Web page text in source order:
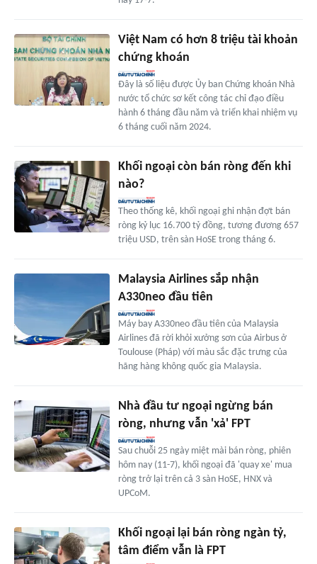
Việt Nam có hơn 8 triệu tài khoản
chứng khoán
Đây là số liệu được Ủy ban Chứng khoán Nhà
nước tổ chức sơ kết công tác chỉ đạo điều
hành 6 tháng đầu năm và triển khai nhiệm vụ
6 tháng cuối năm 2024.
Khối ngoại còn bán ròng đến khi
nào?
Theo thống kê, khối ngoại ghi nhận đợt bán
ròng kỷ lục 16.700 tỷ đồng, tương đương 657
triệu USD, trên sàn HoSE trong tháng 6.
Malaysia Airlines sắp nhận
A330neo đầu tiên
Máy bay A330neo đầu tiên của Malaysia
Airlines đã rời khỏi xưởng sơn của Airbus ở
Toulouse (Pháp) với màu sắc đặc trưng của
hãng hàng không quốc gia Malaysia.
Nhà đầu tư ngoại ngừng bán
ròng, nhưng vẫn 'xả' FPT
Sau chuỗi 25 ngày miệt mài bán ròng, phiên
hôm nay (11-7), khối ngoại đã 'quay xe' mua
ròng trở lại trên cả 3 sàn HoSE, HNX và
UPCoM.
Khối ngoại lại bán ròng ngàn tỷ,
tâm điểm vẫn là FPT